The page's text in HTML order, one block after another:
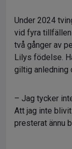
Under 2024
vid fyra tillfällen
två gånger av
Lilys födelse.
giltig anledning
– Jag tycker
Att jag inte
presterat ännu